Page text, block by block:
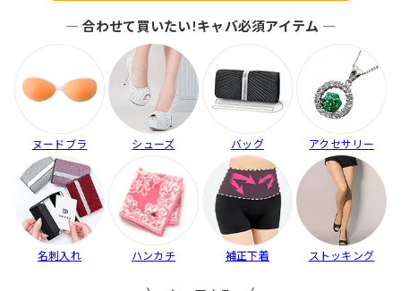
― 合わせて買いたい!キャバ必須アイテム ―
ヌードブラ シューズ バッグ アクセサリー
名刺入れ ハンカチ 補正下着 ストッキング